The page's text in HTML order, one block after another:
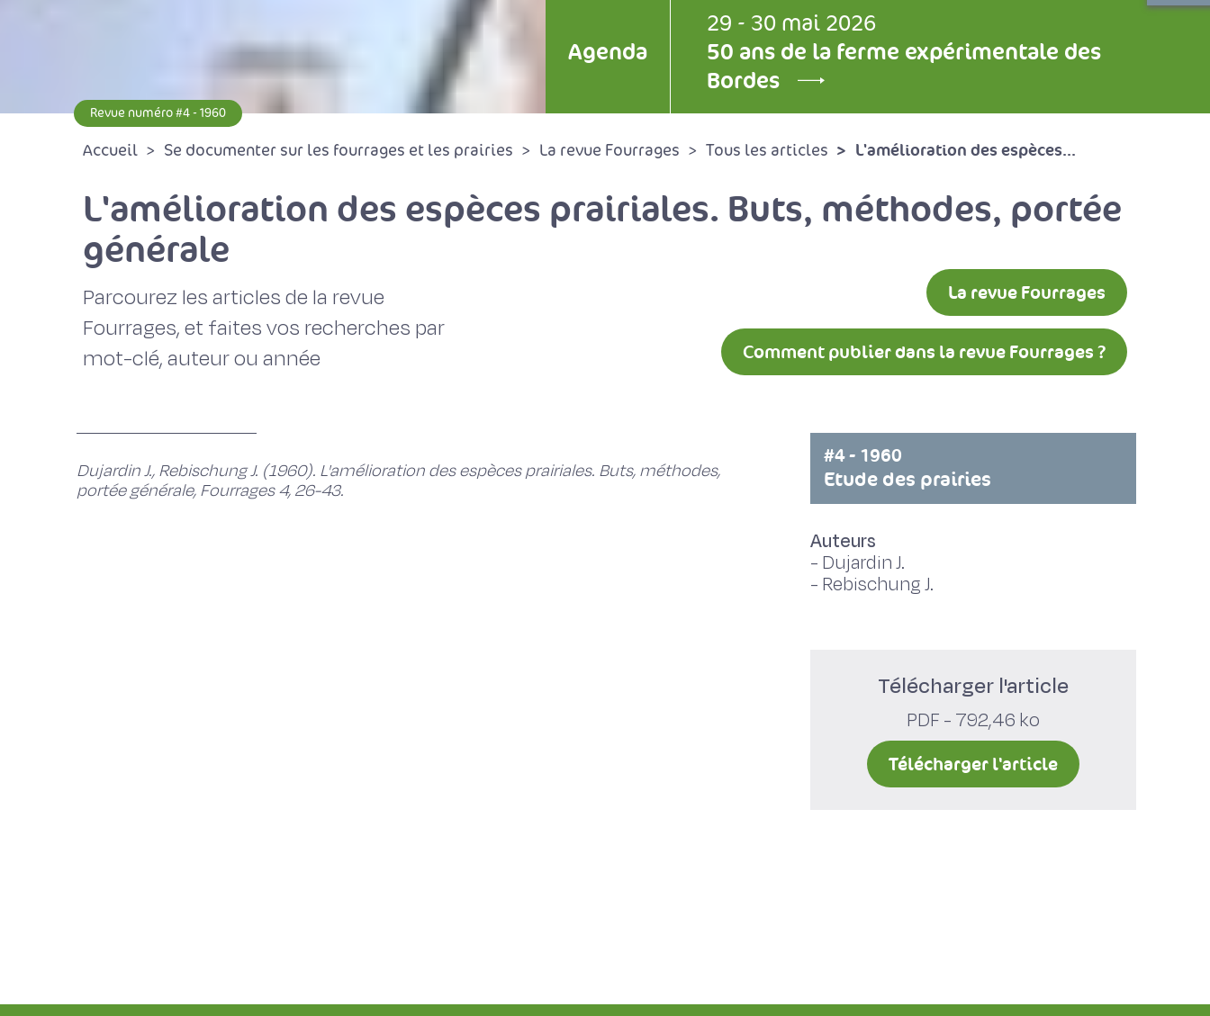
Agenda
29 - 30 mai 2026
50 ans de la ferme expérimentale des
Bordes
Revue numéro #4 - 1960
Accueil Se documenter sur les fourrages et les prairies La revue Fourrages Tous les articles L'amélioration des espèces...
L'amélioration des espèces prairiales. Buts, méthodes, portée
générale
Parcourez les articles de la revue
Fourrages, et faites vos recherches par
mot-clé, auteur ou année
La revue Fourrages
Comment publier dans la revue Fourrages ?
Dujardin J., Rebischung J. (1960). L'amélioration des espèces prairiales. Buts, méthodes,
portée générale, Fourrages 4, 26-43.
#4 - 1960
Etude des prairies
Auteurs
- Dujardin J.
- Rebischung J.
Télécharger l'article
PDF - 792,46 ko
Télécharger l'article